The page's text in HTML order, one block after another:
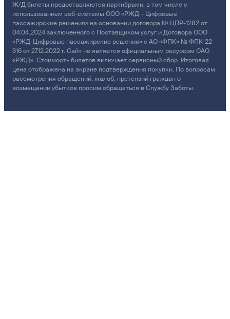
Ж/Д билеты предоставляются партнёрами, в том числе с
использованием веб-системы ООО «РЖД – Цифровые
пассажирские решения» на основании договора № ЦПР-1282 от
04.04.2024 заключенного с Поставщиком услуг и Договора ООО
«РЖД-Цифровые пассажирские решения» с АО «ФПК» № ФПК-22-
316 от 27.12.2022 г. Сайт не является официальным ресурсом ОАО
«РЖД». Стоимость билетов включает сервисный сбор. Итоговая
цена отображена на экране подтверждения покупки. По вопросам
рассмотрения обращений, жалоб, претензий граждан о
возмещении убытков просим обращаться в Службу Заботы.